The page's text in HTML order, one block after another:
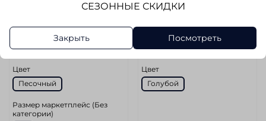
34 (176-182 см)
Цвет
Песочный
Размер маркетплейс (Без
категории)
32 (48)
34 (176-182 см)
Цвет
Голубой
СЕЗОННЫЕ СКИДКИ
Закрыть Посмотреть